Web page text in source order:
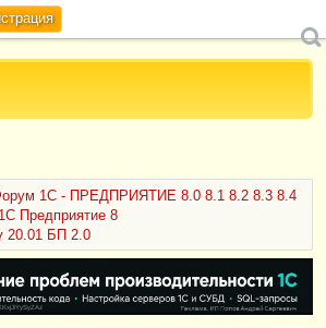
1С - ПРЕДПРИЯТИЕ 8.0 8.1 8.2 8.3 8.4
Предприятие 8
20.01 БП 2.0